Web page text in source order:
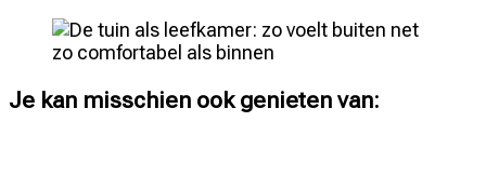
Je kan misschien ook genieten van: